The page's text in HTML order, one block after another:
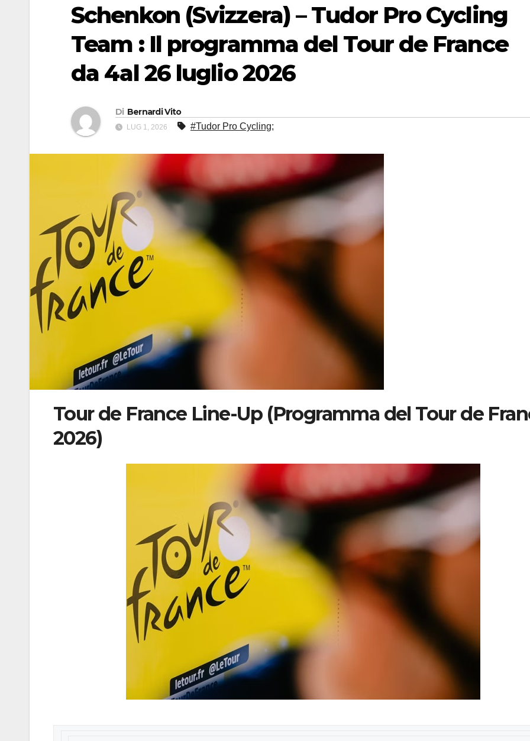
Schenkon (Svizzera) – Tudor Pro Cycling
Team : Il programma del Tour de France
da 4al 26 luglio 2026
Di Bernardi Vito
LUG 1, 2026 #Tudor Pro Cycling;
Tour de France Line-Up (Programma del Tour de
2026)